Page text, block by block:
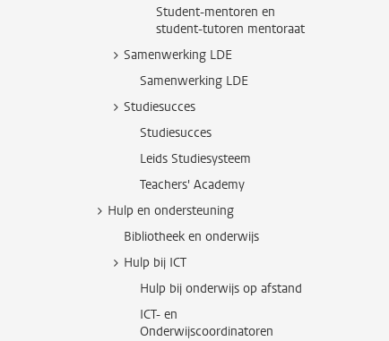
Student-mentoren en
student-tutoren mentoraat
Samenwerking LDE
Samenwerking LDE
Studiesucces
Studiesucces
Leids Studiesysteem
Teachers' Academy
Hulp en ondersteuning
Bibliotheek en onderwijs
Hulp bij ICT
Hulp bij onderwijs op afstand
ICT- en
Onderwijscoordinatoren